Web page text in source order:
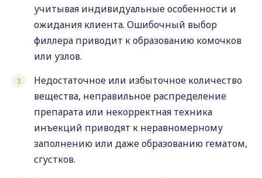
учитывая индивидуальные особенности и
ожидания клиента. Ошибочный выбор
филлера приводит к образованию комочков
или узлов.
Недостаточное или избыточное количество
вещества, неправильное распределение
препарата или некорректная техника
инъекций приводят к неравномерному
заполнению или даже образованию гематом,
сгустков.